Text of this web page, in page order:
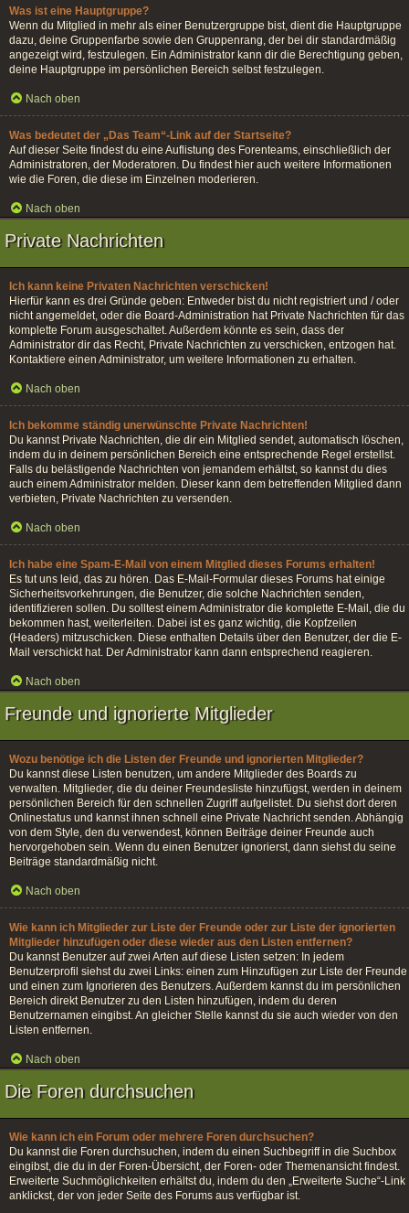
Was ist eine Hauptgruppe?
Wenn du Mitglied in mehr als einer Benutzergruppe bist, dient die Hauptgruppe
dazu, deine Gruppenfarbe sowie den Gruppenrang, der bei dir standardmäßig
angezeigt wird, festzulegen. Ein Administrator kann dir die Berechtigung geben,
deine Hauptgruppe im persönlichen Bereich selbst festzulegen.
Nach oben
Was bedeutet der „Das Team“-Link auf der Startseite?
Auf dieser Seite findest du eine Auflistung des Forenteams, einschließlich der
Administratoren, der Moderatoren. Du findest hier auch weitere Informationen
wie die Foren, die diese im Einzelnen moderieren.
Nach oben
Private Nachrichten
Ich kann keine Privaten Nachrichten verschicken!
Hierfür kann es drei Gründe geben: Entweder bist du nicht registriert und / oder
nicht angemeldet, oder die Board-Administration hat Private Nachrichten für das
komplette Forum ausgeschaltet. Außerdem könnte es sein, dass der
Administrator dir das Recht, Private Nachrichten zu verschicken, entzogen hat.
Kontaktiere einen Administrator, um weitere Informationen zu erhalten.
Nach oben
Ich bekomme ständig unerwünschte Private Nachrichten!
Du kannst Private Nachrichten, die dir ein Mitglied sendet, automatisch löschen,
indem du in deinem persönlichen Bereich eine entsprechende Regel erstellst.
Falls du belästigende Nachrichten von jemandem erhältst, so kannst du dies
auch einem Administrator melden. Dieser kann dem betreffenden Mitglied dann
verbieten, Private Nachrichten zu versenden.
Nach oben
Ich habe eine Spam-E-Mail von einem Mitglied dieses Forums erhalten!
Es tut uns leid, das zu hören. Das E-Mail-Formular dieses Forums hat einige
Sicherheitsvorkehrungen, die Benutzer, die solche Nachrichten senden,
identifizieren sollen. Du solltest einem Administrator die komplette E-Mail, die du
bekommen hast, weiterleiten. Dabei ist es ganz wichtig, die Kopfzeilen
(Headers) mitzuschicken. Diese enthalten Details über den Benutzer, der die E-
Mail verschickt hat. Der Administrator kann dann entsprechend reagieren.
Nach oben
Freunde und ignorierte Mitglieder
Wozu benötige ich die Listen der Freunde und ignorierten Mitglieder?
Du kannst diese Listen benutzen, um andere Mitglieder des Boards zu
verwalten. Mitglieder, die du deiner Freundesliste hinzufügst, werden in deinem
persönlichen Bereich für den schnellen Zugriff aufgelistet. Du siehst dort deren
Onlinestatus und kannst ihnen schnell eine Private Nachricht senden. Abhängig
von dem Style, den du verwendest, können Beiträge deiner Freunde auch
hervorgehoben sein. Wenn du einen Benutzer ignorierst, dann siehst du seine
Beiträge standardmäßig nicht.
Nach oben
Wie kann ich Mitglieder zur Liste der Freunde oder zur Liste der ignorierten
Mitglieder hinzufügen oder diese wieder aus den Listen entfernen?
Du kannst Benutzer auf zwei Arten auf diese Listen setzen: In jedem
Benutzerprofil siehst du zwei Links: einen zum Hinzufügen zur Liste der Freunde
und einen zum Ignorieren des Benutzers. Außerdem kannst du im persönlichen
Bereich direkt Benutzer zu den Listen hinzufügen, indem du deren
Benutzernamen eingibst. An gleicher Stelle kannst du sie auch wieder von den
Listen entfernen.
Nach oben
Die Foren durchsuchen
Wie kann ich ein Forum oder mehrere Foren durchsuchen?
Du kannst die Foren durchsuchen, indem du einen Suchbegriff in die Suchbox
eingibst, die du in der Foren-Übersicht, der Foren- oder Themenansicht findest.
Erweiterte Suchmöglichkeiten erhältst du, indem du den „Erweiterte Suche“-Link
anklickst, der von jeder Seite des Forums aus verfügbar ist.